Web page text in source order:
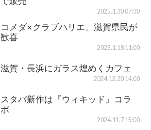
2025.1.30 07:30
コメダ×クラブハリエ、滋賀県民が
歓喜
2025.1.18 11:00
滋賀・長浜にガラス煌めくカフェ
2024.12.30 14:00
スタバ新作は『ウィキッド』コラ
ボ
2024.11.7 15:00